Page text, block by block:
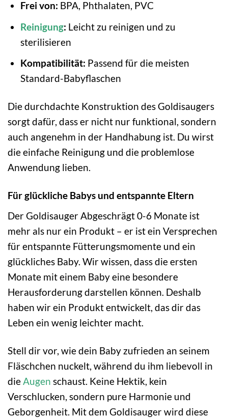
Frei von: BPA, Phthalaten, PVC
Reinigung: Leicht zu reinigen und zu
sterilisieren
Kompatibilität: Passend für die meisten
Standard-Babyflaschen
Die durchdachte Konstruktion des Goldisaugers
sorgt dafür, dass er nicht nur funktional, sondern
auch angenehm in der Handhabung ist. Du wirst
die einfache Reinigung und die problemlose
Anwendung lieben.
Für glückliche Babys und entspannte Eltern
Der Goldisauger Abgeschrägt 0-6 Monate ist
mehr als nur ein Produkt – er ist ein Versprechen
für entspannte Fütterungsmomente und ein
glückliches Baby. Wir wissen, dass die ersten
Monate mit einem Baby eine besondere
Herausforderung darstellen können. Deshalb
haben wir ein Produkt entwickelt, das dir das
Leben ein wenig leichter macht.
Stell dir vor, wie dein Baby zufrieden an seinem
Fläschchen nuckelt, während du ihm liebevoll in
die Augen schaust. Keine Hektik, kein
Verschlucken, sondern pure Harmonie und
Geborgenheit. Mit dem Goldisauger wird diese